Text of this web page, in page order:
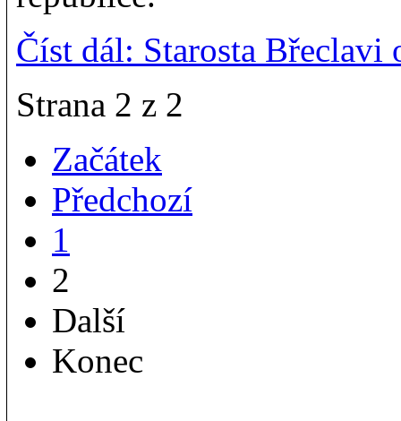
Číst dál: Starosta Břeclavi
Strana 2 z 2
Začátek
Předchozí
1
2
Další
Konec